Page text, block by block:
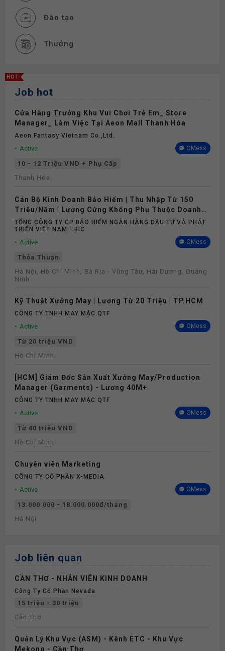
Đào tạo
Thưởng
Khám sức khỏe
HOT
Job hot
Cửa Hàng Trưởng Khu Vui Chơi Trẻ Em_ Store
Manager_ Làm Việc Tại Aeon Mall Thanh Hóa
Aeon Fantasy Vietnam Co.,ltd.
Active OMess
10 - 12 Triệu VND + Phụ Cấp
Thanh Hóa
Cán Bộ Kinh Doanh Bảo Hiểm | Thu Nhập Từ 150
Triệu/Năm | Lương Cứng Không Phụ Thuộc Doanh
Số
TỔNG CÔNG TY CP BẢO HIỂM NGÂN HÀNG ĐẦU TƯ VÀ PHÁT
TRIỂN VIỆT NAM - BIC
Active OMess
Thỏa Thuận
Hà Nội, Hồ Chí Minh, Bà Rịa - Vũng Tàu, Hải Dương, Quảng
Ninh
Kỹ Thuật Xưởng May | Lương Từ 20 Triệu | TP.HCM
CÔNG TY TNHH MAY MẶC QTF
Active OMess
Từ 20 triệu VND
Hồ Chí Minh
[HCM] Giám Đốc Sản Xuất Xưởng May/Production
Manager (Garments) - Lương 40M+
CÔNG TY TNHH MAY MẶC QTF
Active OMess
Từ 40 triệu VND
Hồ Chí Minh
Chuyên viên Marketing
CÔNG TY CỔ PHẦN X-MEDIA
Active OMess
13.000.000 - 18.000.000đ/tháng
Hà Nội
Job liên quan
CẦN THƠ - NHÂN VIÊN KINH DOANH
Công Ty Cổ Phần Nevada
15 triệu - 30 triệu
Cần Thơ
Quản Lý Khu Vực (ASM) - Kênh ETC - Khu Vực
Mekong - Cần Thơ